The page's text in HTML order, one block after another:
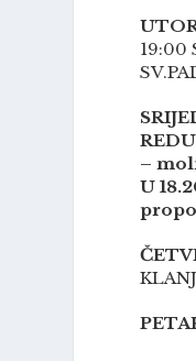
19:00
REDU
–
U